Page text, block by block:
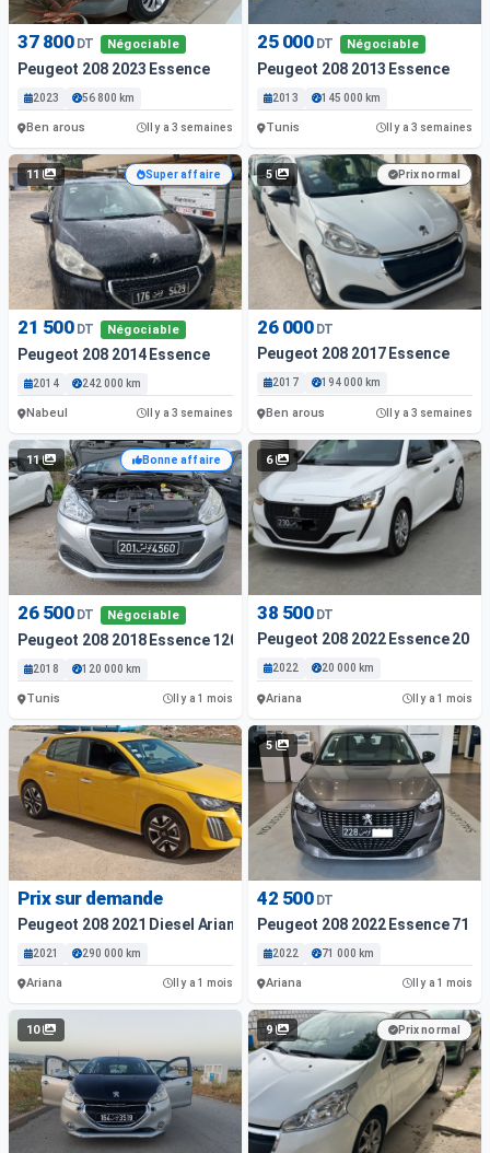
37 800 DT Négociable
Peugeot 208 2023 Essence
2023 56 800 km
Ben arous Il y a 3 semaines
25 000 DT Négociable
Peugeot 208 2013 Essence
2013 145 000 km
Tunis Il y a 3 semaines
11 Super affaire
21 500 DT Négociable
Peugeot 208 2014 Essence
2014 242 000 km
Nabeul Il y a 3 semaines
5 Prix normal
26 000 DT
Peugeot 208 2017 Essence
2017 194 000 km
Ben arous Il y a 3 semaines
11 Bonne affaire
26 500 DT Négociable
Peugeot 208 2018 Essence 120 Km Tunis
2018 120 000 km
Tunis Il y a 1 mois
6
38 500 DT
Peugeot 208 2022 Essence 20
2022 20 000 km
Ariana Il y a 1 mois
Prix sur demande
Peugeot 208 2021 Diesel Ariana
2021 290 000 km
Ariana Il y a 1 mois
5
42 500 DT
Peugeot 208 2022 Essence 71
2022 71 000 km
Ariana Il y a 1 mois
10 9 Prix normal